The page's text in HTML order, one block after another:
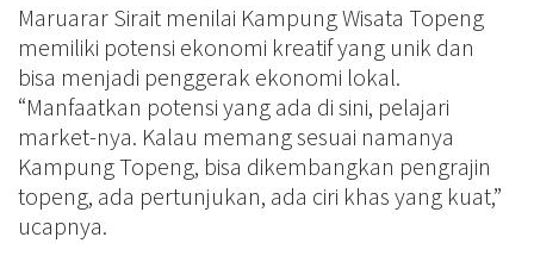
Maruarar Sirait menilai Kampung Wisata Topeng
memiliki potensi ekonomi kreatif yang unik dan
bisa menjadi penggerak ekonomi lokal.
“Manfaatkan potensi yang ada di sini, pelajari
market-nya. Kalau memang sesuai namanya
Kampung Topeng, bisa dikembangkan pengrajin
topeng, ada pertunjukan, ada ciri khas yang kuat,”
ucapnya.